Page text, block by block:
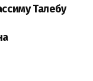
Талебу